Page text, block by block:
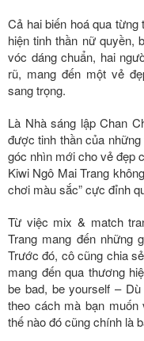
Cả hai biến hoá qua
hiện tinh thần nữ quyền,
vóc dáng chuẩn, hai
rũ, mang đến một vẻ
sang trọng.
Là Nhà sáng lập Chan
được tinh thần của
góc nhìn mới cho vẻ đẹp
Kiwi Ngô Mai Trang
chơi màu sắc” cực đỉnh
Từ việc mix & match
Trang mang đến những
Trước đó, cô cũng chia
mang đến qua thương
be bad, be yourself –
theo cách mà bạn
thế nào đó cũng chính là